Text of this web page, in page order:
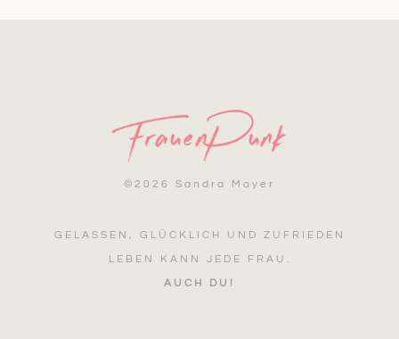
© 2026 Sandra Mayer
GELASSEN, GLÜCKLICH UND ZUFRIEDEN
LEBEN KANN JEDE FRAU.
AUCH DU!